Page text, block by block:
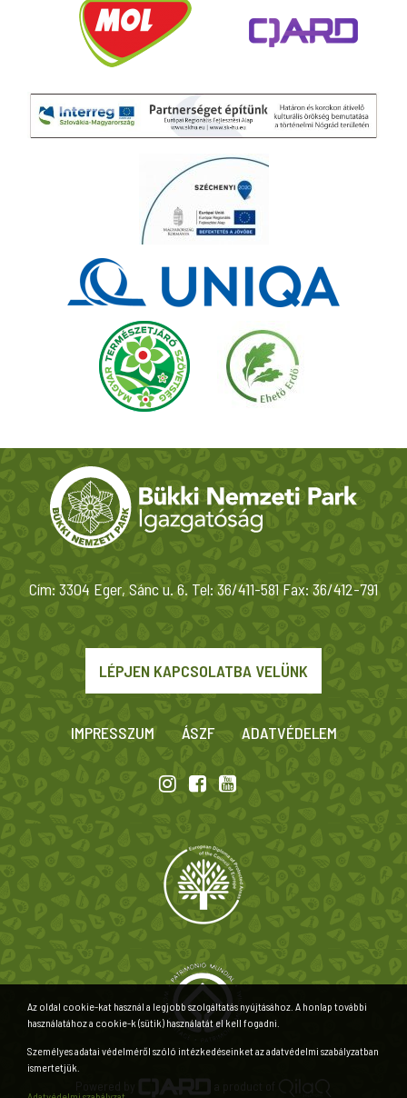
Cím: 3304 Eger, Sánc u. 6. Tel: 36/411-581 Fax: 36/412-791
LÉPJEN KAPCSOLATBA VELÜNK
IMPRESSZUM ÁSZF ADATVÉDELEM
Az oldal cookie-kat használ a legjobb szolgáltatás nyújtásához. A honlap további
használatához a cookie-k (sütik) használatát el kell fogadni.
Személyes adatai védelméről szóló intézkedéseinket az adatvédelmi szabályzatban
ismertetjük.